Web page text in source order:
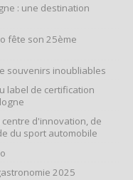
: une destination
fête son 25ème
souvenirs inoubliables
label de certification
centre d'innovation, de
du sport automobile
2025